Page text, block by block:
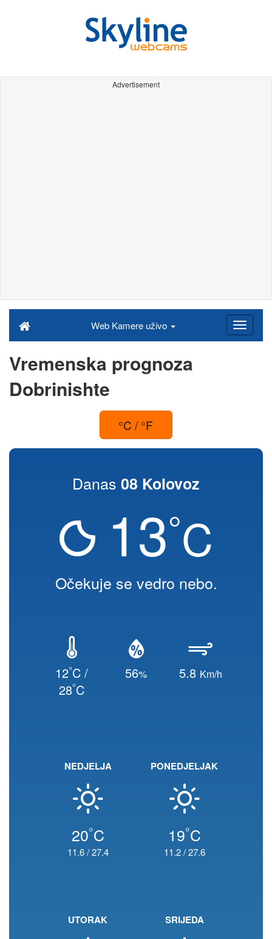
Advertisement
Web Kamere uživo
Vremenska prognoza
Dobrinishte
°C / °F
Danas 08 Kolovoz
13°C
Očekuje se vedro nebo.
12°C /
28°C
56% 5.8 Km/h
NEDJELJA
20°C
11.6/27.4
PONEDJELJAK
19°C
11.2/27.6
UTORAK SRIJEDA